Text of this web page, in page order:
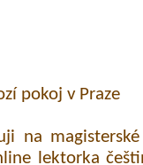
pokoj v Praze
na
lektorka